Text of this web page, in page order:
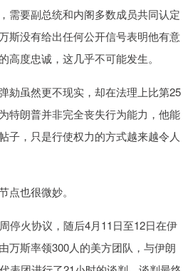
需要副总统和内阁多数成员共同认定
斯没有给出任何公开信号表明他有意
高度忠诚，这几乎不可能发生。
劾虽然更不现实，却在法理上比第25
朗普并非完全丧失行为能力，他能
子，只是行使权力的方式越来越令人
点也很微妙。
停火协议，随后4月11日至12日在伊
万斯率领300人的美方团队，与伊朗